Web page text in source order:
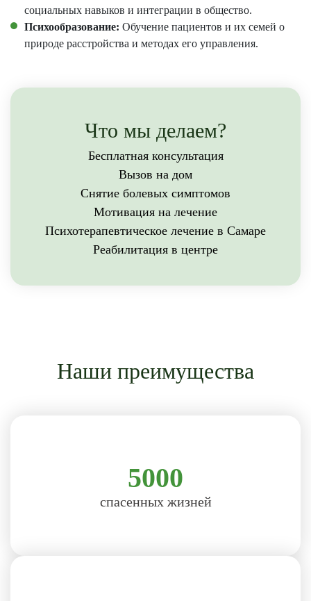
социальных навыков и интеграции в общество.
Психообразование: Обучение пациентов и их семей о
природе расстройства и методах его управления.
Что мы делаем?
Бесплатная консультация
Вызов на дом
Снятие болевых симптомов
Мотивация на лечение
Психотерапевтическое лечение в Самаре
Реабилитация в центре
Наши преимущества
5000
спасенных жизней